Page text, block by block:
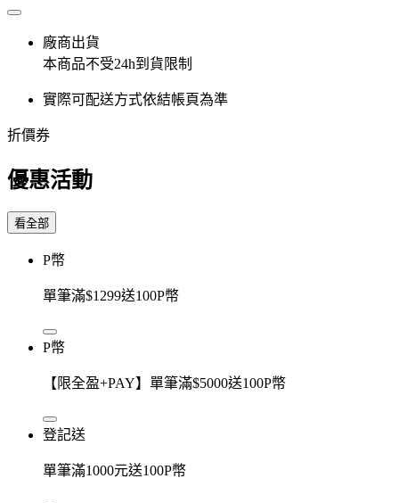
廠商出貨
本商品不受24h到貨限制
實際可配送方式依結帳頁為準
折價券
優惠活動
看全部
P幣
單筆滿$1299送100P幣
P幣
【限全盈+PAY】單筆滿$5000送100P幣
登記送
單筆滿1000元送100P幣